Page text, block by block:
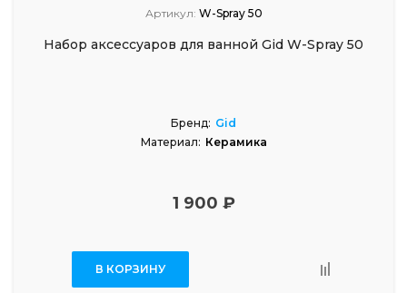
Артикул: W-Spray 50
Набор аксессуаров для ванной Gid W-Spray 50
Бренд: Gid
Материал: Керамика
1 900 ₽
В КОРЗИНУ